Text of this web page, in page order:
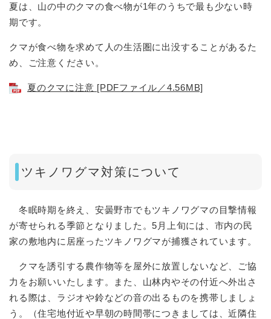
夏は、山の中のクマの食べ物が1年のうちで最も少ない時
期です。
クマが食べ物を求めて人の生活圏に出没することがあるた
め、ご注意ください。
夏のクマに注意 [PDFファイル／4.56MB]
ツキノワグマ対策について
冬眠時期を終え、安曇野市でもツキノワグマの目撃情報
が寄せられる季節となりました。5月上旬には、市内の民
家の敷地内に居座ったツキノワグマが捕獲されています。
クマを誘引する農作物等を屋外に放置しないなど、ご協
力をお願いいたします。また、山林内やその付近へ外出さ
れる際は、ラジオや鈴などの音の出るものを携帯しましょ
う。（住宅地付近や早朝の時間帯につきましては、近隣住